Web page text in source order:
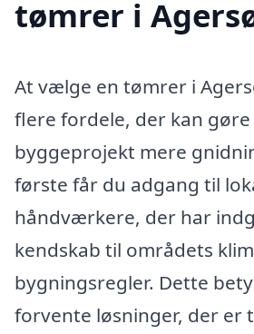
tømrer i
At vælge en tømrer i
flere fordele, der kan
byggeprojekt mere
første får du adgang til
håndværkere, der har
kendskab til områdets
bygningsregler. Dette
forvente løsninger, der er